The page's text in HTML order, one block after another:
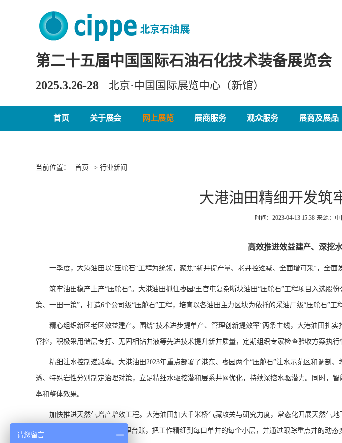
第二十五届中国国际石油石化技术装备展览会
2025.3.26-28 北京·中国国际展览中心（新馆）
首页 关于展会 网上展览 展商服务 观众服务 展商及展品
当前位置： 首页 > 行业新闻
大港油田精细开发筑
时间：2023-04-13 15:38 来源：中
高效推进效益建产、深挖
一季度，大港油田以“压舱石”工程为统领，聚焦“新井提产量、老井控递减、全面增可采”，全
筑牢油田稳产上产“压舱石”。大港油田抓住枣园/王官屯复杂断块油田“压舱石”工程项目入选股
策、一田一策”，打造6个公司级“压舱石”工程，培育以各油田主力区块为依托的采油厂级“压舱石”工
精心组织新区老区效益建产。围绕“技术进步提单产、管理创新提效率”两条主线，大港油田扎
管控，积极采用储层专打、无固相钻井液等先进技术提升新井质量，定期组织专家检查验收方案执行
精细注水控制递减率。大港油田2023年重点部署了港东、枣园两个“压舱石”注水示范区和调剖
透、特殊岩性分别制定治理对策，立足精细水驱挖潜和层系井网优化，持续深挖水驱潜力。同时
率和整体效果。
加快推进天然气增产增效工程。大港油田加大千米桥气藏攻关与研究力度，常态化开展天然气
“气藏—区块—井组—单井”管理台账，把工作精细到每口单井的每个小层，并通过跟踪重点井的动态
请您留言